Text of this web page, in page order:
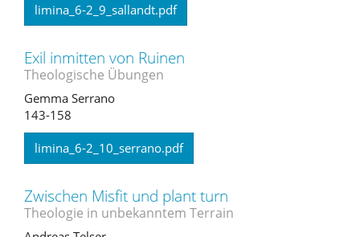
limina_6-2_9_sallandt.pdf
Exil inmitten von Ruinen
Theologische Übungen
Gemma Serrano
143-158
limina_6-2_10_serrano.pdf
Zwischen Misfit und plant turn
Theologie in unbekanntem Terrain